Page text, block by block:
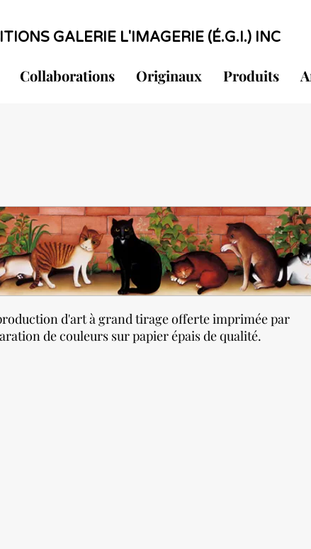
GALERIE L'IMAGERIE (É.G.I.) INC
Collaborations Originaux Produits
d'art à grand tirage offerte imprimée par
de couleurs sur papier épais de qualité.